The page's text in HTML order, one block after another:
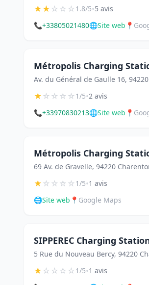
★★☆☆☆1.8/5•5 avis
📞+33805021480🌐Site web 📍
Métropolis Charging
Av. du Général de Gaulle 16,
★☆☆☆☆1/5•2 avis
📞+33970830213🌐Site web 📍
Métropolis Charging
69 Av. de Gravelle, 94220
★☆☆☆☆1/5•1 avis
🌐Site web 📍 Google Maps
SIPPEREC Charging
5 Rue du Nouveau Bercy, 94220
★☆☆☆☆1/5•1 avis